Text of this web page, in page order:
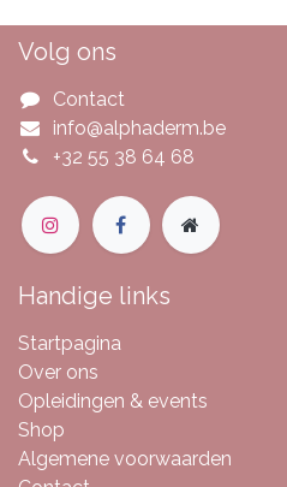
Volg ons
Contact
info@alphaderm.be
+32 55 38 64 68
Handige links
Startpagina
Over ons
Opleidingen & events
Shop
Algemene voorwaarden